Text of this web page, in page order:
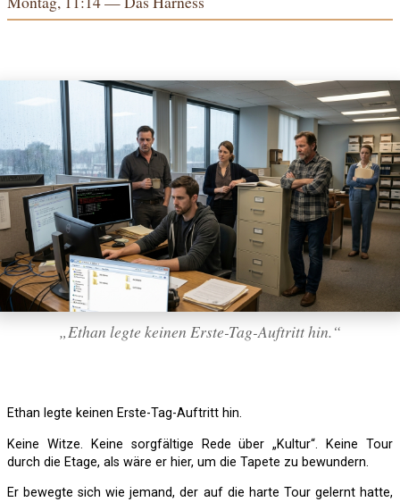
„Ethan legte keinen Erste-Tag-Auftritt hin.“
Ethan legte keinen Erste-Tag-Auftritt hin.
Keine Witze. Keine sorgfältige Rede über „Kultur“. Keine Tour
durch die Etage, als wäre er hier, um die Tapete zu bewundern.
Er bewegte sich wie jemand, der auf die harte Tour gelernt hatte,